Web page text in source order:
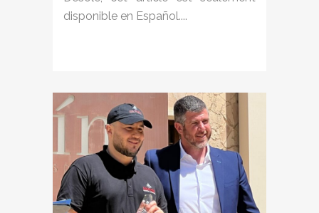
disponible en Español....